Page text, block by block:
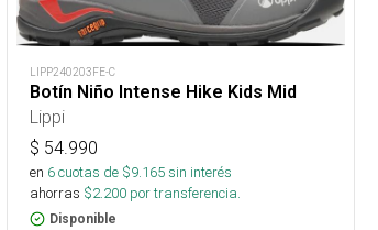
LIPP240203FE-C
Botín Niño Intense Hike Kids Mid
Lippi
$ 54.990
en 6cuotas de $9.165sin interés
ahorras $2.200 por transferencia.
Disponible